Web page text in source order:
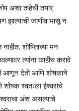
अशा तऱ्हेची तयार
झाल्याची जाणीव भासू न
शोषिताच्या मन
त्यांना काहीच करावे
आणून देतो आणि शोषकाने
शोषक स्वतःला ईश्वराचे
अंश असल्याचे